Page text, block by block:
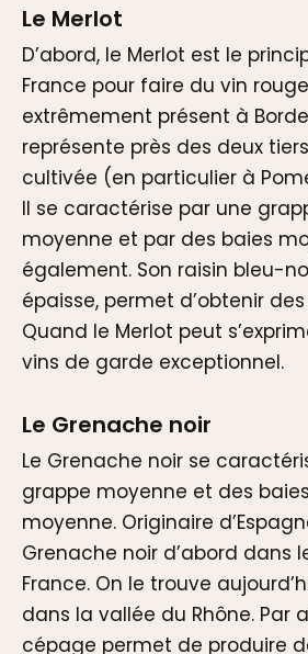
Le Merlot
D’abord, le Merlot est le
France pour faire du vin
extrêmement présent à
représente près des deux
cultivée (en particulier à
Il se caractérise par une
moyenne et par des baies
également. Son raisin bleu-
épaisse, permet d’obtenir
Quand le Merlot peut
vins de garde exceptionnel.
Le Grenache noir
Le Grenache noir se
grappe moyenne et des
moyenne. Originaire
Grenache noir d’abord dans
France. On le trouve
dans la vallée du Rhône. Par
cépage permet de produire